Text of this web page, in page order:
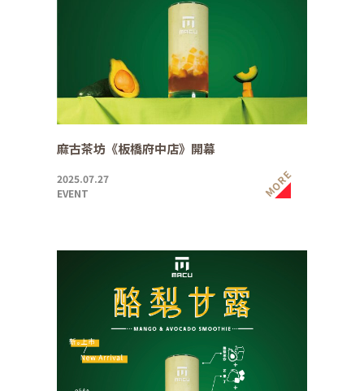
麻古茶坊《板橋府中店》開幕
2025.07.27
EVENT
MORE